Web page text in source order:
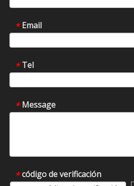
* Email
* Tel
* Message
* código de verificación